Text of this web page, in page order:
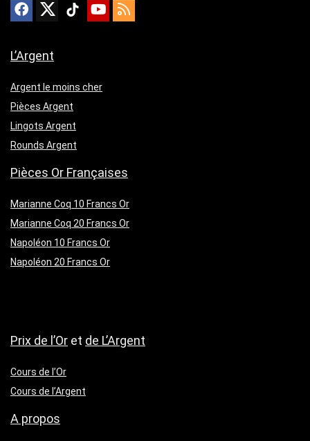
L’Argent
Argent le moins cher
Pièces Argent
Lingots Argent
Rounds Argent
Pièces Or Françaises
Marianne Coq 10 Francs Or
Marianne Coq 20 Francs Or
Napoléon 10 Francs Or
Napoléon 20 Francs Or
Prix de l’Or et de L’Argent
Cours de l’Or
Cours de l’Argent
A propos